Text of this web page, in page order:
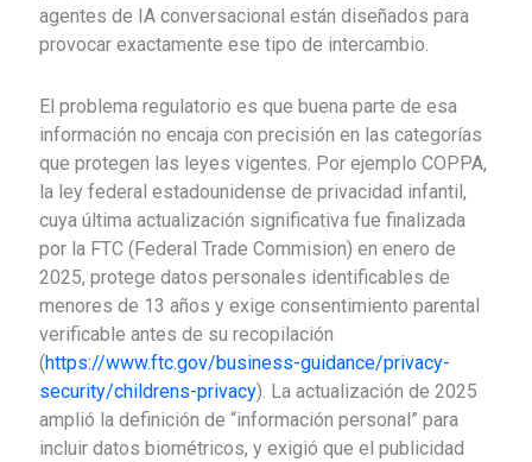
agentes de IA conversacional están diseñados para
provocar exactamente ese tipo de intercambio.
El problema regulatorio es que buena parte de esa
información no encaja con precisión en las categorías
que protegen las leyes vigentes. Por ejemplo COPPA,
la ley federal estadounidense de privacidad infantil,
cuya última actualización significativa fue finalizada
por la FTC (Federal Trade Commision) en enero de
2025, protege datos personales identificables de
menores de 13 años y exige consentimiento parental
verificable antes de su recopilación
(https://www.ftc.gov/business-guidance/privacy-
security/childrens-privacy). La actualización de 2025
amplió la definición de “información personal” para
incluir datos biométricos, y exigió que el publicidad